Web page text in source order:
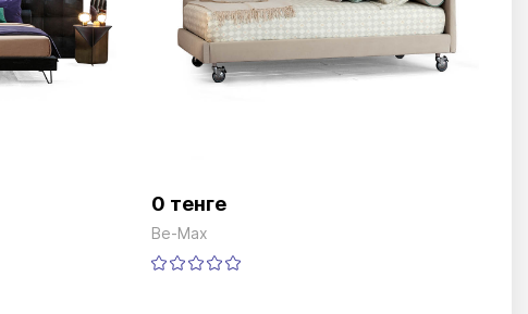
0 тенге
Be-Max